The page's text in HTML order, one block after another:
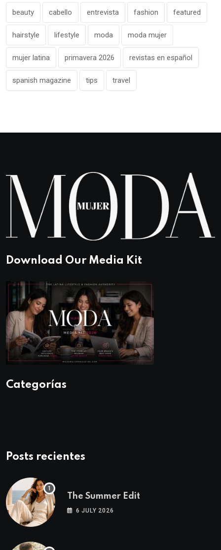
beauty cabello entrevista fashion featured
hairstyle lifestyle moda moda mujer
mujer latina primavera 2026 revistas en español
spanish magazine tips travel
Download Our Media Kit
Categorías
Posts recientes
The Summer Edit
6 JULY 2026